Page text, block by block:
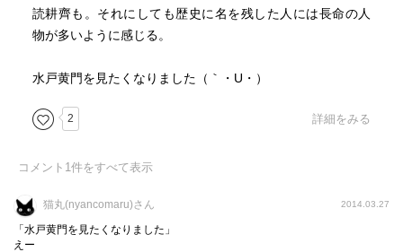
読耕齊も。それにしても歴史に名を残した人には長命の人
物が多いように感じる。
水戸黄門を見たくなりました（｀・U・）
2 詳細をみる
コメント 1件をすべて表示
猫丸(nyancomaru)さん 2014.03.27
「水戸黄門を見たくなりました」
えー